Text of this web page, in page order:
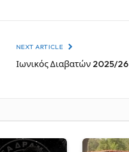
NEXT ARTICLE
Ιωνικός Διαβατών 2025/26